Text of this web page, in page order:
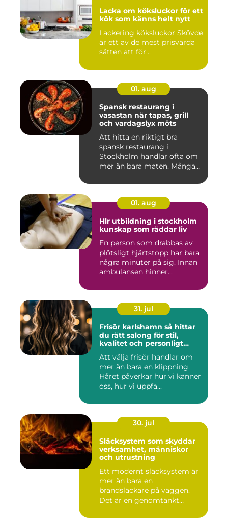
Lacka om köksluckor för ett
kök som känns helt nytt
Lackering köksluckor Skövde
är ett av de mest prisvärda
sätten att för...
01. aug
Spansk restaurang i
vasastan när tapas, grill
och vardagslyx möts
Att hitta en riktigt bra
spansk restaurang i
Stockholm handlar ofta om
mer än bara maten. Många
01. aug
Hlr utbildning i stockholm
kunskap som räddar liv
En person som drabbas av
plötsligt hjärtstopp har bara
några minuter på sig. Innan
ambulansen hinner...
31. jul
Frisör karlshamn så hittar
du rätt salong för stil,
kvalitet och personligt
Att välja frisör handlar om
mer än bara en klippning.
Håret påverkar hur vi känner
oss, hur vi uppfa...
30. jul
Släcksystem som skyddar
verksamhet, människor
och utrustning
Ett modernt släcksystem är
mer än bara en
brandsläckare på väggen.
Det är en genomtänkt